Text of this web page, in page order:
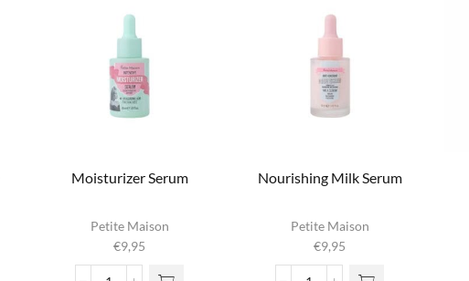
Moisturizer Serum
Petite Maison
€9,95
Nourishing Milk Serum
Petite Maison
€9,95